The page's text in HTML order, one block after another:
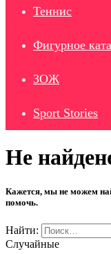
Теннис
Фигурное
ЗОЖ
Sport Stories
Не
Кажется, мы не можем
помочь.
Найти:
Случайные